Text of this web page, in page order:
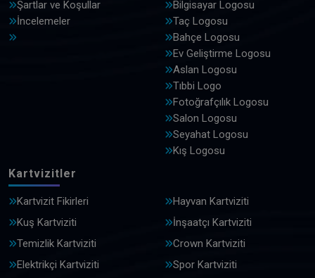
Şartlar ve Koşullar
İncelemeler
Bilgisayar Logosu
Taç Logosu
Bahçe Logosu
Ev Geliştirme Logosu
Aslan Logosu
Tıbbi Logo
Fotoğrafçılık Logosu
Salon Logosu
Seyahat Logosu
Kış Logosu
Kartvizitler
Kartvizit Fikirleri
Hayvan Kartviziti
Kuş Kartviziti
İnşaatçı Kartviziti
Temizlik Kartviziti
Crown Kartviziti
Elektrikçi Kartviziti
Spor Kartviziti